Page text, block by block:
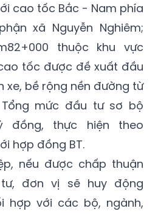
cao tốc Bắc - Nam phía
xã Nguyễn Nghiêm;
thuộc khu vực
tốc được đề xuất đầu
xe, bề rộng nền đường từ
mức đầu tư sơ bộ
đồng, thực hiện theo
hợp đồng BT.
nếu được chấp thuận
đơn vị sẽ huy động
hợp với các bộ, ngành,